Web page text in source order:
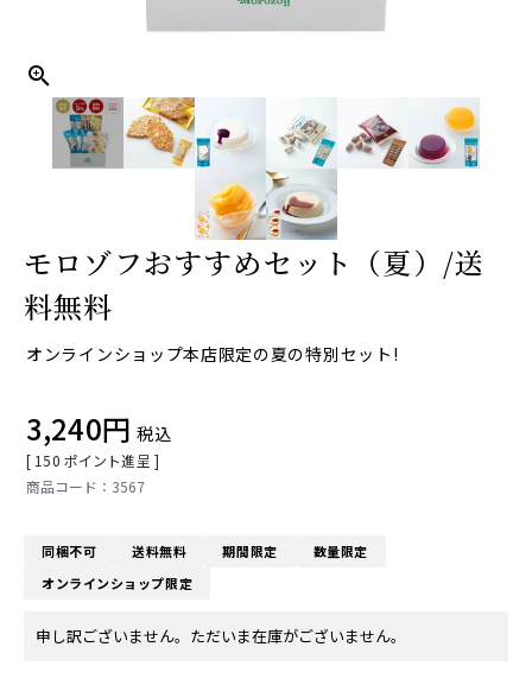
モロゾフおすすめセット（夏）/送
料無料
オンラインショップ本店限定の夏の特別セット!
3,240 税込
[ 150 ポイント進呈 ]
3567
同梱不可 送料無料 期間限定
数量限定
オンラインショップ限定
申し訳ございません。ただいま在庫がございません。